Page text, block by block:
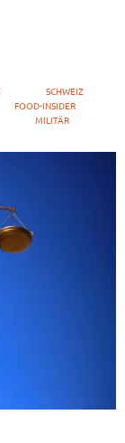
SCHWEIZ
FOOD-INSIDER
MILITÄR